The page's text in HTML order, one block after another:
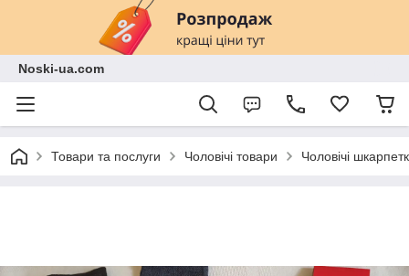
Noski-ua.com
Товари та послуги Чоловічі товари Чоловічі